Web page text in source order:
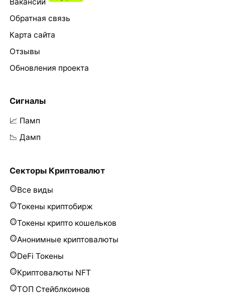
Обратная связь
Карта сайта
Отзывы
Обновления проекта
Сигналы
📈 Памп
📉 Дамп
Секторы Криптовалют
Все виды
Токены криптобирж
Токены крипто кошельков
Анонимные криптовалюты
DeFi Токены
Криптовалюты NFT
ТОП Стейблкоинов